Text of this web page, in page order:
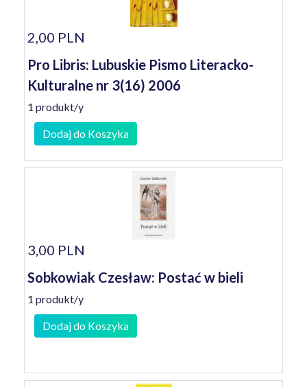
2,00 PLN
Pro Libris: Lubuskie Pismo Literacko-
Kulturalne nr 3(16) 2006
1 produkt/y
Dodaj do Koszyka
3,00 PLN
Sobkowiak Czesław: Postać w bieli
1 produkt/y
Dodaj do Koszyka